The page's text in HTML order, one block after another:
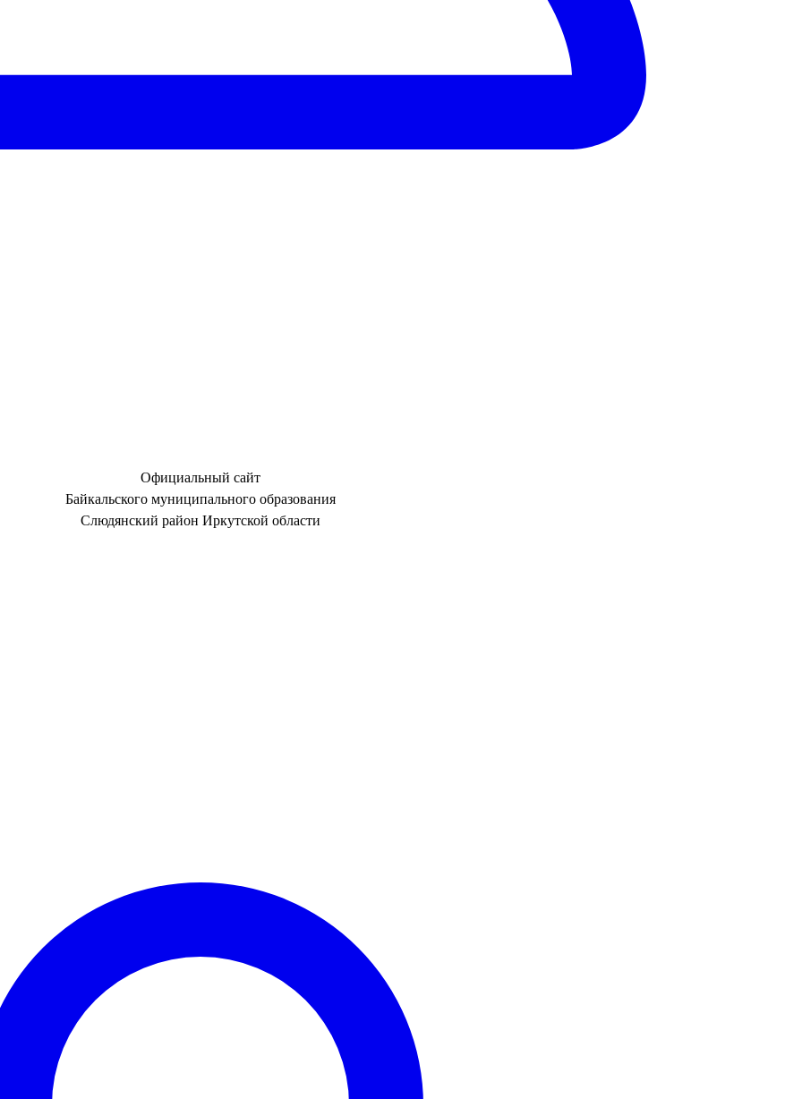
Официальный сайт
Байкальского муниципального образования
Слюдянский район Иркутской области